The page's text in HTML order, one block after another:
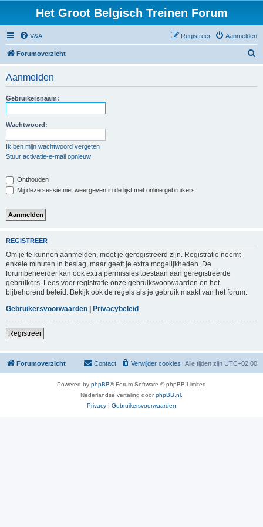
Het Groot Belgisch Treinen Forum
V&A Aanmelden
Registreer
Forumoverzicht
Aanmelden
Gebruikersnaam:
Wachtwoord:
Ik ben mijn wachtwoord vergeten
Stuur activatie-e-mail opnieuw
Onthouden
Mij deze sessie niet weergeven in de lijst met online gebruikers
REGISTREER
Om je te kunnen aanmelden, moet je geregistreerd zijn. Registratie neemt
enkele minuten in beslag, maar geeft je extra mogelijkheden. De
forumbeheerder kan ook extra permissies toestaan aan geregistreerde
gebruikers. Lees voor registratie onze gebruiksvoorwaarden en het
bijbehorend beleid. Bekijk ook de regels als je gebruik maakt van het forum.
Gebruikersvoorwaarden | Privacybeleid
Registreer
Forumoverzicht Alle tijden zijn UTC+02:00
Verwijder cookies
Contact
Powered by phpBB® Forum Software © phpBB Limited
Nederlandse vertaling doorphpBB.nl
Privacy | Gebruikersvoorwaarden